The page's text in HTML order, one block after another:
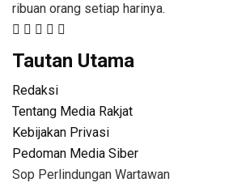
ribuan orang setiap harinya.
Tautan Utama
Redaksi
Tentang Media Rakjat
Kebijakan Privasi
Pedoman Media Siber
Sop Perlindungan Wartawan